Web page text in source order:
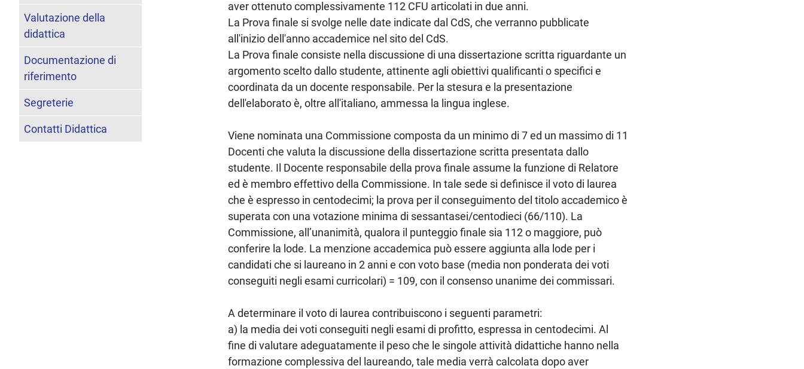
aver ottenuto complessivamente 112 CFU articolati in due anni.
La Prova finale si svolge nelle date indicate dal CdS, che verranno pubblicate
all'inizio dell'anno accademice nel sito del CdS.
La Prova finale consiste nella discussione di una dissertazione scritta riguardante un
argomento scelto dallo studente, attinente agli obiettivi qualificanti o specifici e
coordinata da un docente responsabile. Per la stesura e la presentazione
dell'elaborato è, oltre all'italiano, ammessa la lingua inglese.
Viene nominata una Commissione composta da un minimo di 7 ed un massimo di 11
Docenti che valuta la discussione della dissertazione scritta presentata dallo
studente. Il Docente responsabile della prova finale assume la funzione di Relatore
ed è membro effettivo della Commissione. In tale sede si definisce il voto di laurea
che è espresso in centodecimi; la prova per il conseguimento del titolo accademico è
superata con una votazione minima di sessantasei/centodieci (66/110). La
Commissione, all’unanimità, qualora il punteggio finale sia 112 o maggiore, può
conferire la lode. La menzione accademica può essere aggiunta alla lode per i
candidati che si laureano in 2 anni e con voto base (media non ponderata dei voti
conseguiti negli esami curricolari) = 109, con il consenso unanime dei commissari.
A determinare il voto di laurea contribuiscono i seguenti parametri:
a) la media dei voti conseguiti negli esami di profitto, espressa in centodecimi. Al
fine di valutare adeguatamente il peso che le singole attività didattiche hanno nella
formazione complessiva del laureando, tale media verrà calcolata dopo aver
Valutazione della
didattica
Documentazione di
riferimento
Segreterie
Contatti Didattica